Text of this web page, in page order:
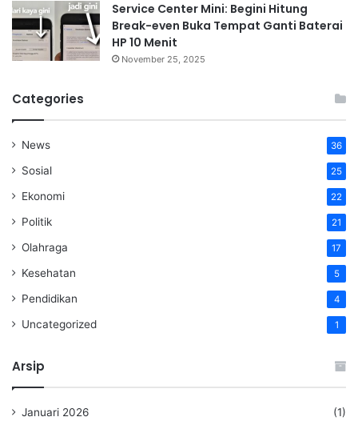
Service Center Mini: Begini Hitung
Break-even Buka Tempat Ganti Baterai
HP 10 Menit
November 25, 2025
Categories
News 36
Sosial 25
Ekonomi 22
Politik 21
Olahraga 17
Kesehatan 5
Pendidikan 4
Uncategorized 1
Arsip
Januari 2026
(1)